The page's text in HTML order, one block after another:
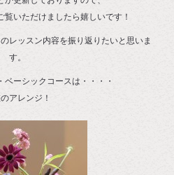
いただけましたら嬉しいです！
レッスン内容を振り返りたいと思いま
す。
ベーシックコースは・・・・
アレンジ！